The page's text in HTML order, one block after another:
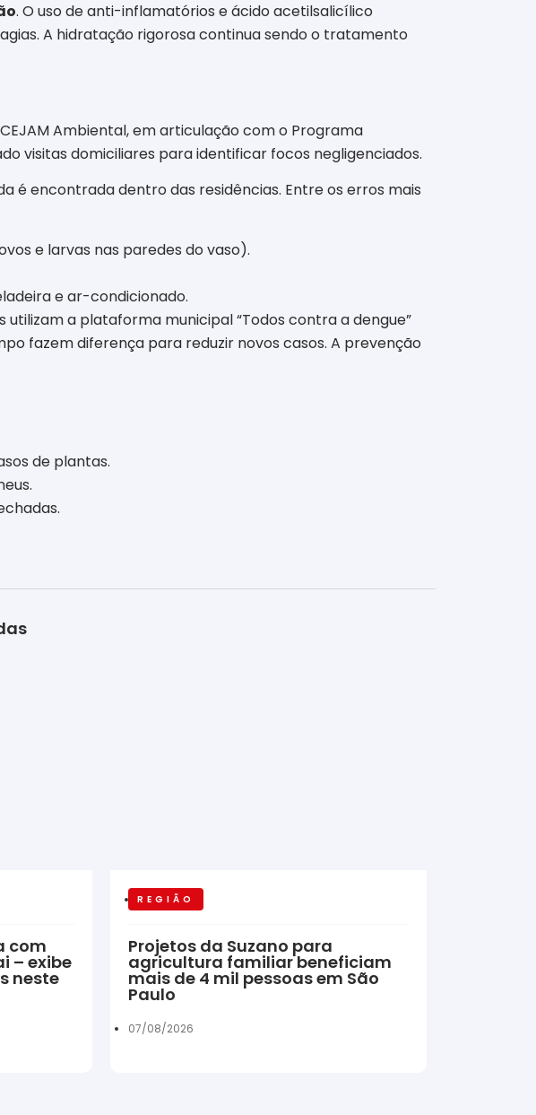
. O uso de anti-inflamatórios e ácido acetilsalicílico
A hidratação rigorosa continua sendo o tratamento
Ambiental, em articulação com o Programa
visitas domiciliares para identificar focos negligenciados.
é encontrada dentro das residências. Entre os erros mais
e larvas nas paredes do vaso).
e ar-condicionado.
a plataforma municipal “Todos contra a dengue”
fazem diferença para reduzir novos casos. A prevenção
de plantas.
com
– exibe
neste
REGIÃO
Projetos da Suzano para
agricultura familiar beneficiam
mais de 4 mil pessoas em São
Paulo
07/08/2026